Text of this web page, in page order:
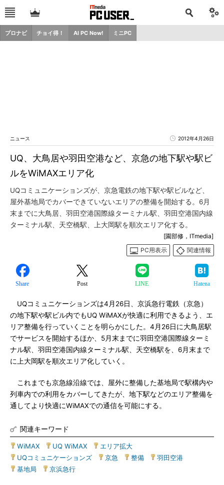
プロナビ チョイ得！ AI PC Now! ミニPC
ニュース 2012年4月26日
UQ、大鳥居や羽田空港など、京急の地下駅や駅ビ
ルをWiMAXエリア化
UQコミュニケーションズが、京急電鉄の地下駅や駅ビルなど、
屋外基地局でカバーできていないエリアの整備を開始する。6月
末までに大鳥居、羽田空港国際線ターミナル駅、羽田空港国内線
ターミナル駅、天空橋駅、上大岡駅を順次エリア化する。
[園部修，ITmedia]
PC用表示
関連情報
Share Post LINE Hatena
UQコミュニケーションズは4月26日、京浜急行電鉄（京急）
の地下駅や駅ビル内でもUQ WiMAXが快適に利用できるよう、エ
リア整備を行っていくことを明らかにした。4月26日に大鳥居駅
でサービスを開始するほか、5月末までに羽田空港国際線ターミ
ナル駅、羽田空港国内線ターミナル駅、天空橋駅を、6月末まで
に上大岡駅を順次エリア化していく。
これまでも京急線沿線では、屋外に整備した基地局で駅構内や
列車内での利用をカバーしてきたが、地下駅などのエリア整備を
通してより快適にWiMAXでの通信を可能にする。
関連キーワード
WiMAX UQ WiMAX エリア拡大
UQコミュニケーションズ
京急 整備 羽田空港
基地局
京浜急行